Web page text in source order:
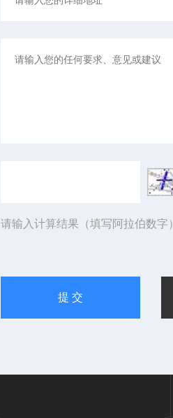
请输入计算结果（填写阿拉伯数字